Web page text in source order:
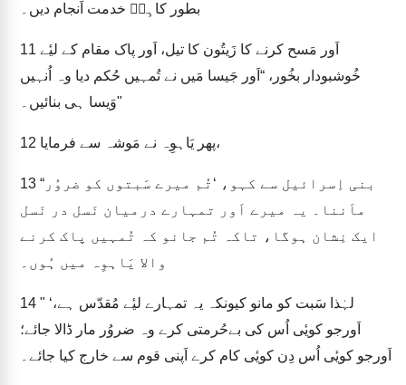
بطور کاہِنؔ خدمت اَنجام دیں۔
11
خُوشبودار بخُور، “اَور جَیسا مَیں نے تُمہیں حُکم دیا وہ اُنہیں
وَیسا ہی بنائیں۔"
12 پھر یَاہوِہ نے مَوشہ سے فرمایا،
13 “بنی اِسرائیل سے کہو، ‘تُم میرے سَبتوں کو ضروُر
ماَننا۔ یہ میرے اَور تمہارے درمیان نَسل در نَسل
ایک نِشان ہوگا، تاکہ تُم جانو کہ تُمہیں پاک کرنے
والا یَاہوِہ میں ہُوں۔
14 " ‘لہٰذا سَبت کو مانو کیونکہ یہ تمہارے لیٔے مُقدّس ہے،
اَورجو کویٔی اُس کی بےحُرمتی کرے وہ ضروُر مار ڈالا جائے؛
اَورجو کویٔی اُس دِن کویٔی کام کرے اَپنی قوم سے خارج کیا جائے۔